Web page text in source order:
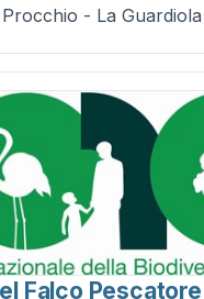
- La Guardiola
Falco Pescatore